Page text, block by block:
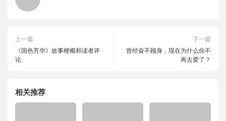
上一篇
《国色芳华》故事梗概和读者评
论
下一篇
曾经奋不顾身，现在为什么你不
再去爱了？
相关推荐